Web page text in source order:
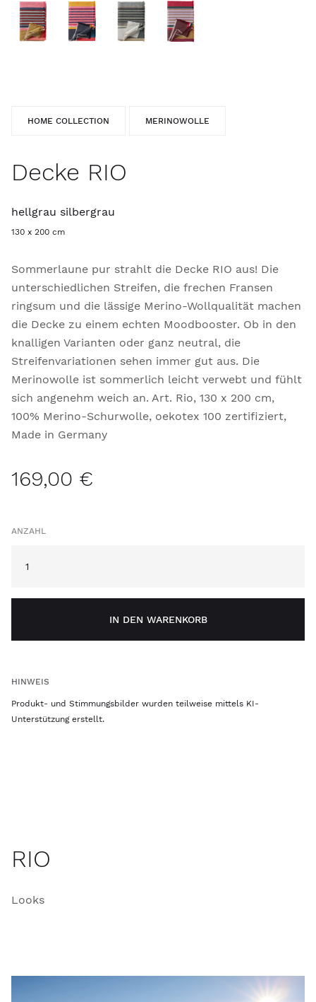
HOME COLLECTION MERINOWOLLE
Decke RIO
hellgrau silbergrau
130 x 200 cm
Sommerlaune pur strahlt die Decke RIO aus! Die
unterschiedlichen Streifen, die frechen Fransen
ringsum und die lässige Merino-Wollqualität machen
die Decke zu einem echten Moodbooster. Ob in den
knalligen Varianten oder ganz neutral, die
Streifenvariationen sehen immer gut aus. Die
Merinowolle ist sommerlich leicht verwebt und fühlt
sich angenehm weich an. Art. Rio, 130 x 200 cm,
100% Merino-Schurwolle, oekotex 100 zertifiziert,
Made in Germany
169,00 €
ANZAHL
IN DEN WARENKORB
HINWEIS
Produkt- und Stimmungsbilder wurden teilweise mittels KI-
Unterstützung erstellt.
RIO
Looks